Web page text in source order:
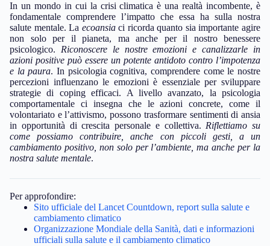
In un mondo in cui la crisi climatica è una realtà incombente, è
fondamentale comprendere l’impatto che essa ha sulla nostra
salute mentale. La ecoansiaci ricorda quanto sia importante agire
non solo per il pianeta, ma anche per il nostro benessere
psicologico. Riconoscere le nostre emozioni e canalizzarle in
azioni positive può essere un potente antidoto contro l’impotenza
e la paura. In psicologia cognitiva, comprendere come le nostre
percezioni influenzano le emozioni è essenziale per sviluppare
strategie di coping efficaci. A livello avanzato, la psicologia
comportamentale ci insegna che le azioni concrete, come il
volontariato e l’attivismo, possono trasformare sentimenti di ansia
in opportunità di crescita personale e collettiva. Riflettiamo su
come possiamo contribuire, anche con piccoli gesti, a un
cambiamento positivo, non solo per l’ambiente, ma anche per la
nostra salute mentale.
Per approfondire:
Sito ufficiale del Lancet Countdown, report sulla salute e
cambiamento climatico
Organizzazione Mondiale della Sanità, dati e informazioni
ufficiali sulla salute e il cambiamento climatico